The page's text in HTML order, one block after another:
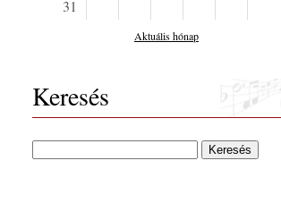
31
Aktuális hónap
Keresés